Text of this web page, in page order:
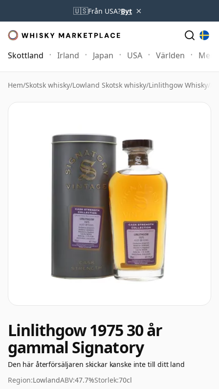
🇺🇸Från USA?Byt ×
Skottland Irland Japan USA Världen Mer
Hem/Skotsk whisky/Lowland Skotsk whisky/Linlithgow Whisky/
Linlithgow 1975 30 år
gammal Signatory
Den här återförsäljaren skickar kanske inte till ditt land
Region:LowlandABV:47.7%Storlek:70cl